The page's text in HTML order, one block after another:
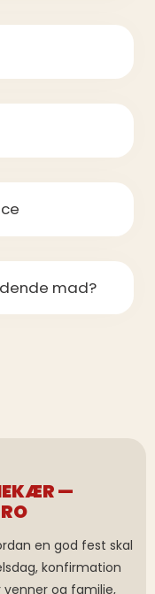
mad?
—
en god fest skal
konfirmation
og familie,